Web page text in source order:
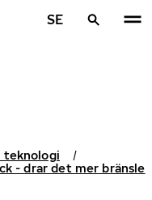
SE
teknologi
- drar det mer bränsle